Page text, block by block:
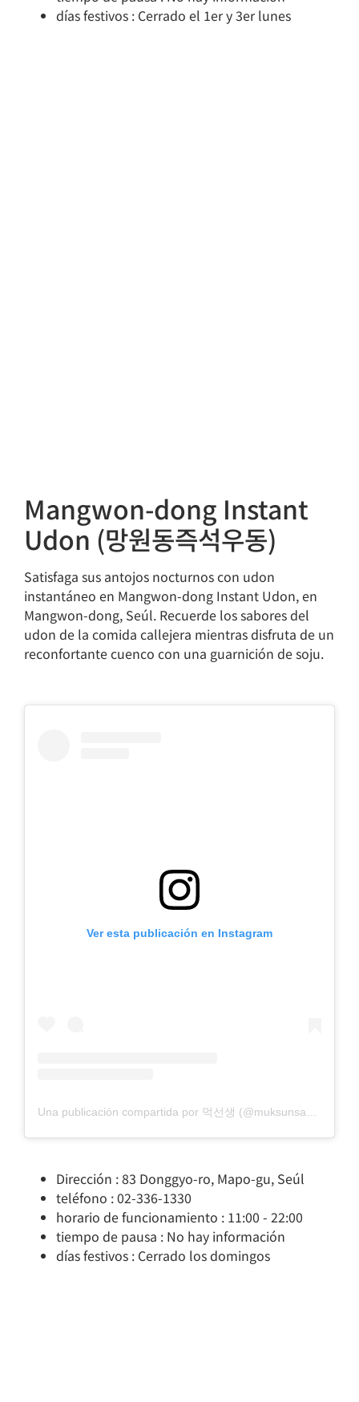
días festivos : Cerrado el 1er y 3er lunes
Mangwon-dong Instant
Udon (망원동즉석우동)
Satisfaga sus antojos nocturnos con udon
instantáneo en Mangwon-dong Instant Udon, en
Mangwon-dong, Seúl. Recuerde los sabores del
udon de la comida callejera mientras disfruta de un
reconfortante cuenco con una guarnición de soju.
Ver esta publicación en Instagram
Dirección : 83 Donggyo-ro, Mapo-gu, Seúl
teléfono : 02-336-1330
horario de funcionamiento : 11:00 - 22:00
tiempo de pausa : No hay información
días festivos : Cerrado los domingos